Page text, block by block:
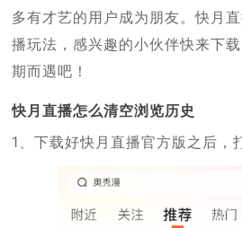
多有才艺的用户成为朋友。快月
播玩法，感兴趣的小伙伴快来下
期而遇吧！
快月直播怎么清空浏览历史
1、下载好快月直播官方版之后，